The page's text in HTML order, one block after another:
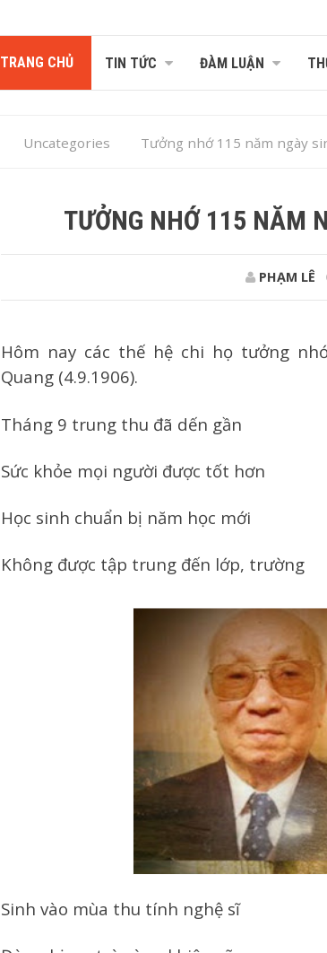
TRANG CHỦ TIN TỨC ĐÀM LUẬN
Uncategories Tưởng nhớ 115 năm ngày
TƯỞNG NHỚ 115 NĂM
PHẠM LÊ
Hôm nay các thế hệ chi họ tưởng
Quang (4.9.1906).
Tháng 9 trung thu đã dến gần
Sức khỏe mọi người được tốt hơn
Học sinh chuẩn bị năm học mới
Không được tập trung đến lớp, trường
Sinh vào mùa thu tính nghệ sĩ